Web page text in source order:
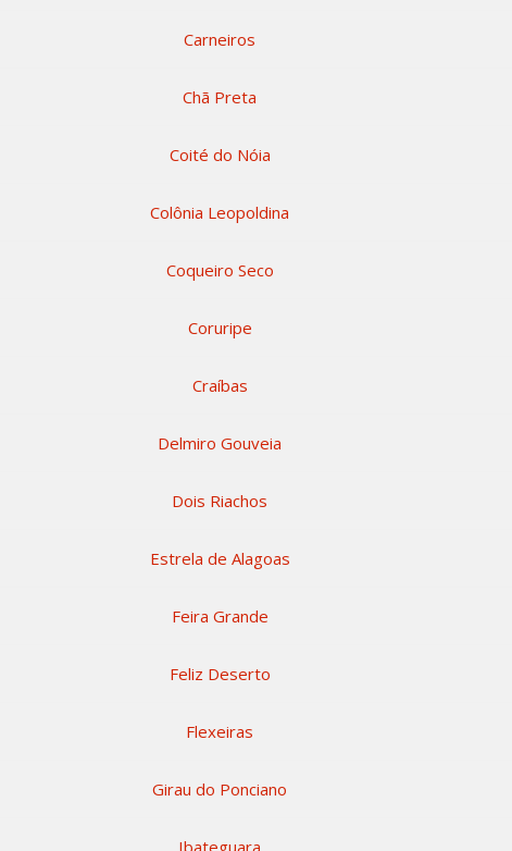
Carneiros
Chã Preta
Coité do Nóia
Colônia Leopoldina
Coqueiro Seco
Coruripe
Craíbas
Delmiro Gouveia
Dois Riachos
Estrela de Alagoas
Feira Grande
Feliz Deserto
Flexeiras
Girau do Ponciano
Ibateguara